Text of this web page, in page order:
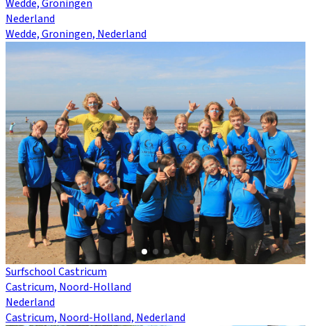
Wedde, Groningen
Nederland
Wedde, Groningen, Nederland
Surfschool Castricum
Castricum, Noord-Holland
Nederland
Castricum, Noord-Holland, Nederland